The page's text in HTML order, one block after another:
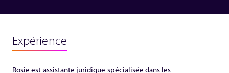
Expérience
Rosie est assistante juridique spécialisée dans les